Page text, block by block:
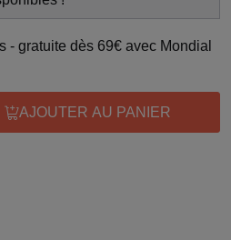
- gratuite dès 69€ avec Mondial
AJOUTER AU PANIER